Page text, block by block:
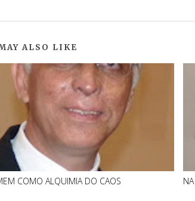
ALSO LIKE
COMO ALQUIMIA DO CAOS